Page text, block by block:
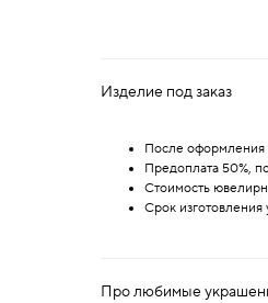
Изделие под заказ
После оформления
Предоплата 50%,
Стоимость
Срок
Про любимые